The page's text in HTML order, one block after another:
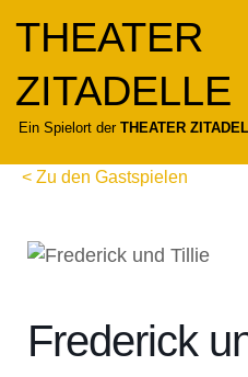
springen
THEATER
ZITADELLE
Ein Spielort derTHEATER
< Zu den Gastspielen
Frederick